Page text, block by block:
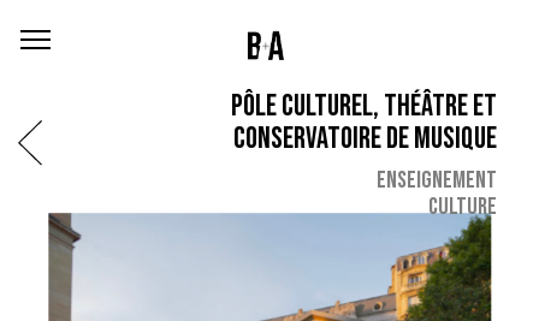
PÔLE CULTUREL, THÉÂTRE ET
CONSERVATOIRE DE MUSIQUE
ENSEIGNEMENT
CULTURE